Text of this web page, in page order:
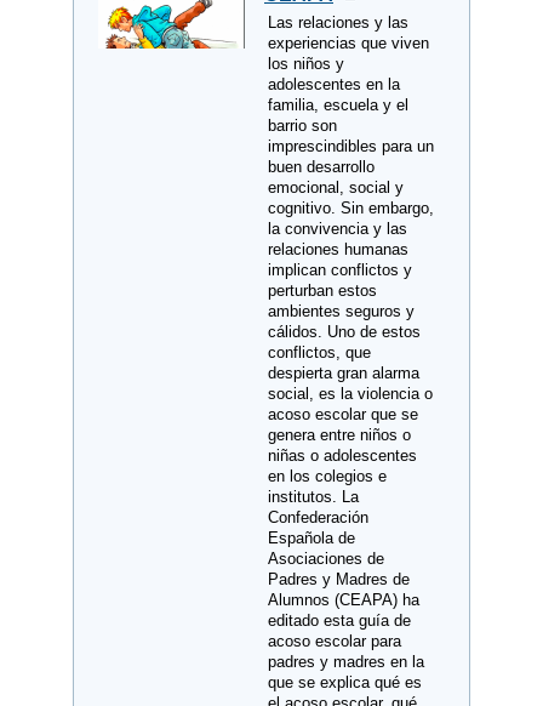
Las relaciones y las
experiencias que viven
los niños y
adolescentes en la
familia, escuela y el
barrio son
imprescindibles para un
buen desarrollo
emocional, social y
cognitivo. Sin embargo,
la convivencia y las
relaciones humanas
implican conflictos y
perturban estos
ambientes seguros y
cálidos. Uno de estos
conflictos, que
despierta gran alarma
social, es la violencia o
acoso escolar que se
genera entre niños o
niñas o adolescentes
en los colegios e
institutos. La
Confederación
Española de
Asociaciones de
Padres y Madres de
Alumnos (CEAPA) ha
editado esta guía de
acoso escolar para
padres y madres en la
que se explica qué es